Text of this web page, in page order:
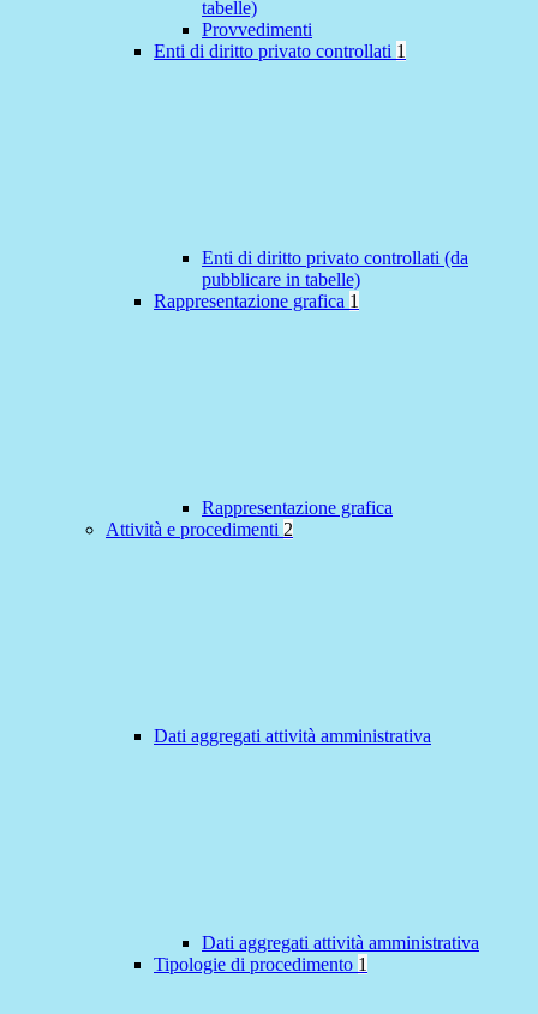
tabelle)
Provvedimenti
Enti di diritto privato controllati 1
Enti di diritto privato controllati (da
pubblicare in tabelle)
Rappresentazione grafica 1
Rappresentazione grafica
Attività e procedimenti 2
Dati aggregati attività amministrativa
Dati aggregati attività amministrativa
Tipologie di procedimento 1